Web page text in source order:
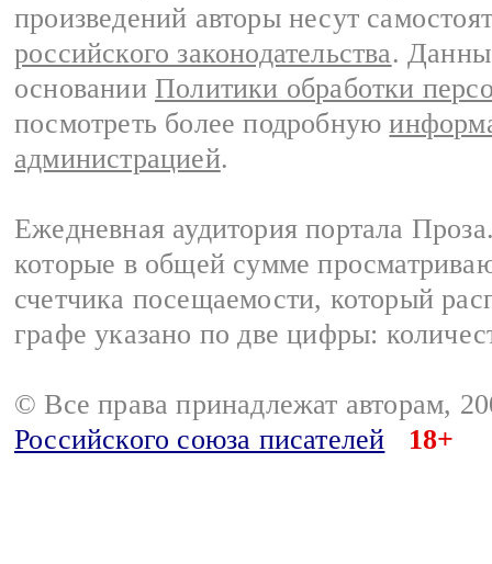
произведений авторы несут
российского законодательства.
основании Политики обработки
посмотреть более подробную
администрацией.
Ежедневная аудитория портала
которые в общей сумме
счетчика посещаемости, который
графе указано по две цифры:
© Все права принадлежат авторам,
Российского союза писателей
18+